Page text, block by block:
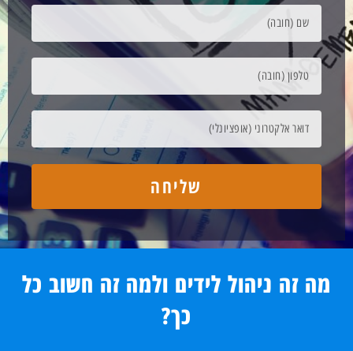
שליחה
מה זה ניהול לידים ולמה זה חשוב כל
כך?